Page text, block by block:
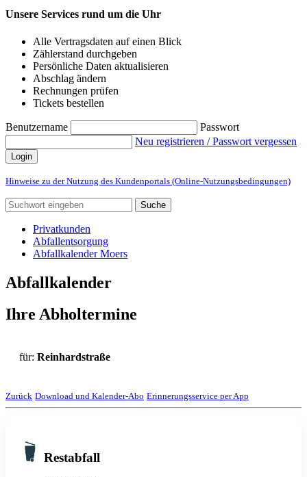
Unsere Services rund um die Uhr
Alle Vertragsdaten auf einen Blick
Zählerstand durchgeben
Persönliche Daten aktualisieren
Abschlag ändern
Rechnungen prüfen
Tickets bestellen
Benutzername
Passwort
Neu registrieren / Passwort vergessen
Login
Hinweise zu der Nutzung des Kundenportals (Online-Nutzungsbedingungen)
Suche
Privatkunden
Abfallentsorgung
Abfallkalender Moers
Abfallkalender
Ihre Abholtermine
für: Reinhardstraße
Zurück Download und Kalender-Abo Erinnerungsservice per App
Restabfall